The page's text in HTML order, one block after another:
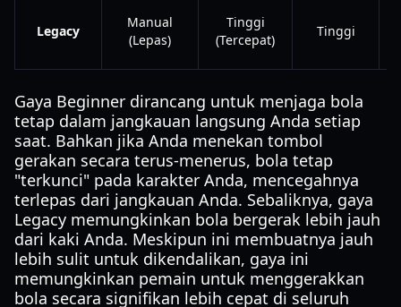
Legacy
Manual
(Lepas)
Tinggi
(Tercepat)
Tinggi
Gaya Beginner dirancang untuk menjaga bola
tetap dalam jangkauan langsung Anda setiap
saat. Bahkan jika Anda menekan tombol
gerakan secara terus-menerus, bola tetap
"terkunci" pada karakter Anda, mencegahnya
terlepas dari jangkauan Anda. Sebaliknya, gaya
Legacy memungkinkan bola bergerak lebih jauh
dari kaki Anda. Meskipun ini membuatnya jauh
lebih sulit untuk dikendalikan, gaya ini
memungkinkan pemain untuk menggerakkan
bola secara signifikan lebih cepat di seluruh